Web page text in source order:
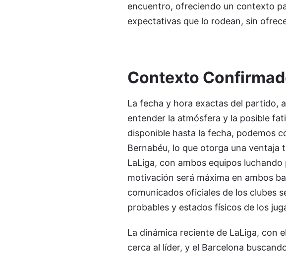
encuentro, ofreciendo un contexto
expectativas que lo rodean, sin
Contexto
La fecha y hora exactas del partido,
entender la atmósfera y la posible
disponible hasta la fecha, podemos
Bernabéu, lo que otorga una ventaja
LaLiga, con ambos equipos
motivación será máxima en ambos
comunicados oficiales de los clubes
probables y estados físicos de los
La dinámica reciente de LaLiga, con
cerca al líder, y el Barcelona